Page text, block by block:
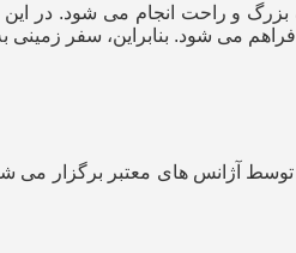
بزرگ و راحت انجام می‌ شود. در
می‌ شود. بنابراین، سفر زمینی
توسط آژانس‌ های معتبر برگزار